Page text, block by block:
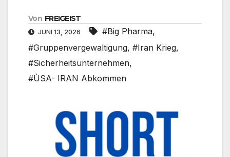
Von FREIGEIST
JUNI 13, 2026 #Big Pharma,
#Gruppenvergewaltigung, #Iran Krieg,
#Sicherheitsunternehmen,
#ÙSA- IRAN Abkommen